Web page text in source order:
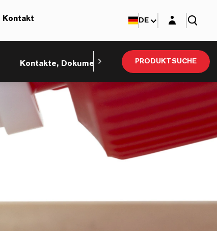
Kontakt
Kontakte, Dokumente und EbusinessPRODUKTSUCHE
DE Login-Maske